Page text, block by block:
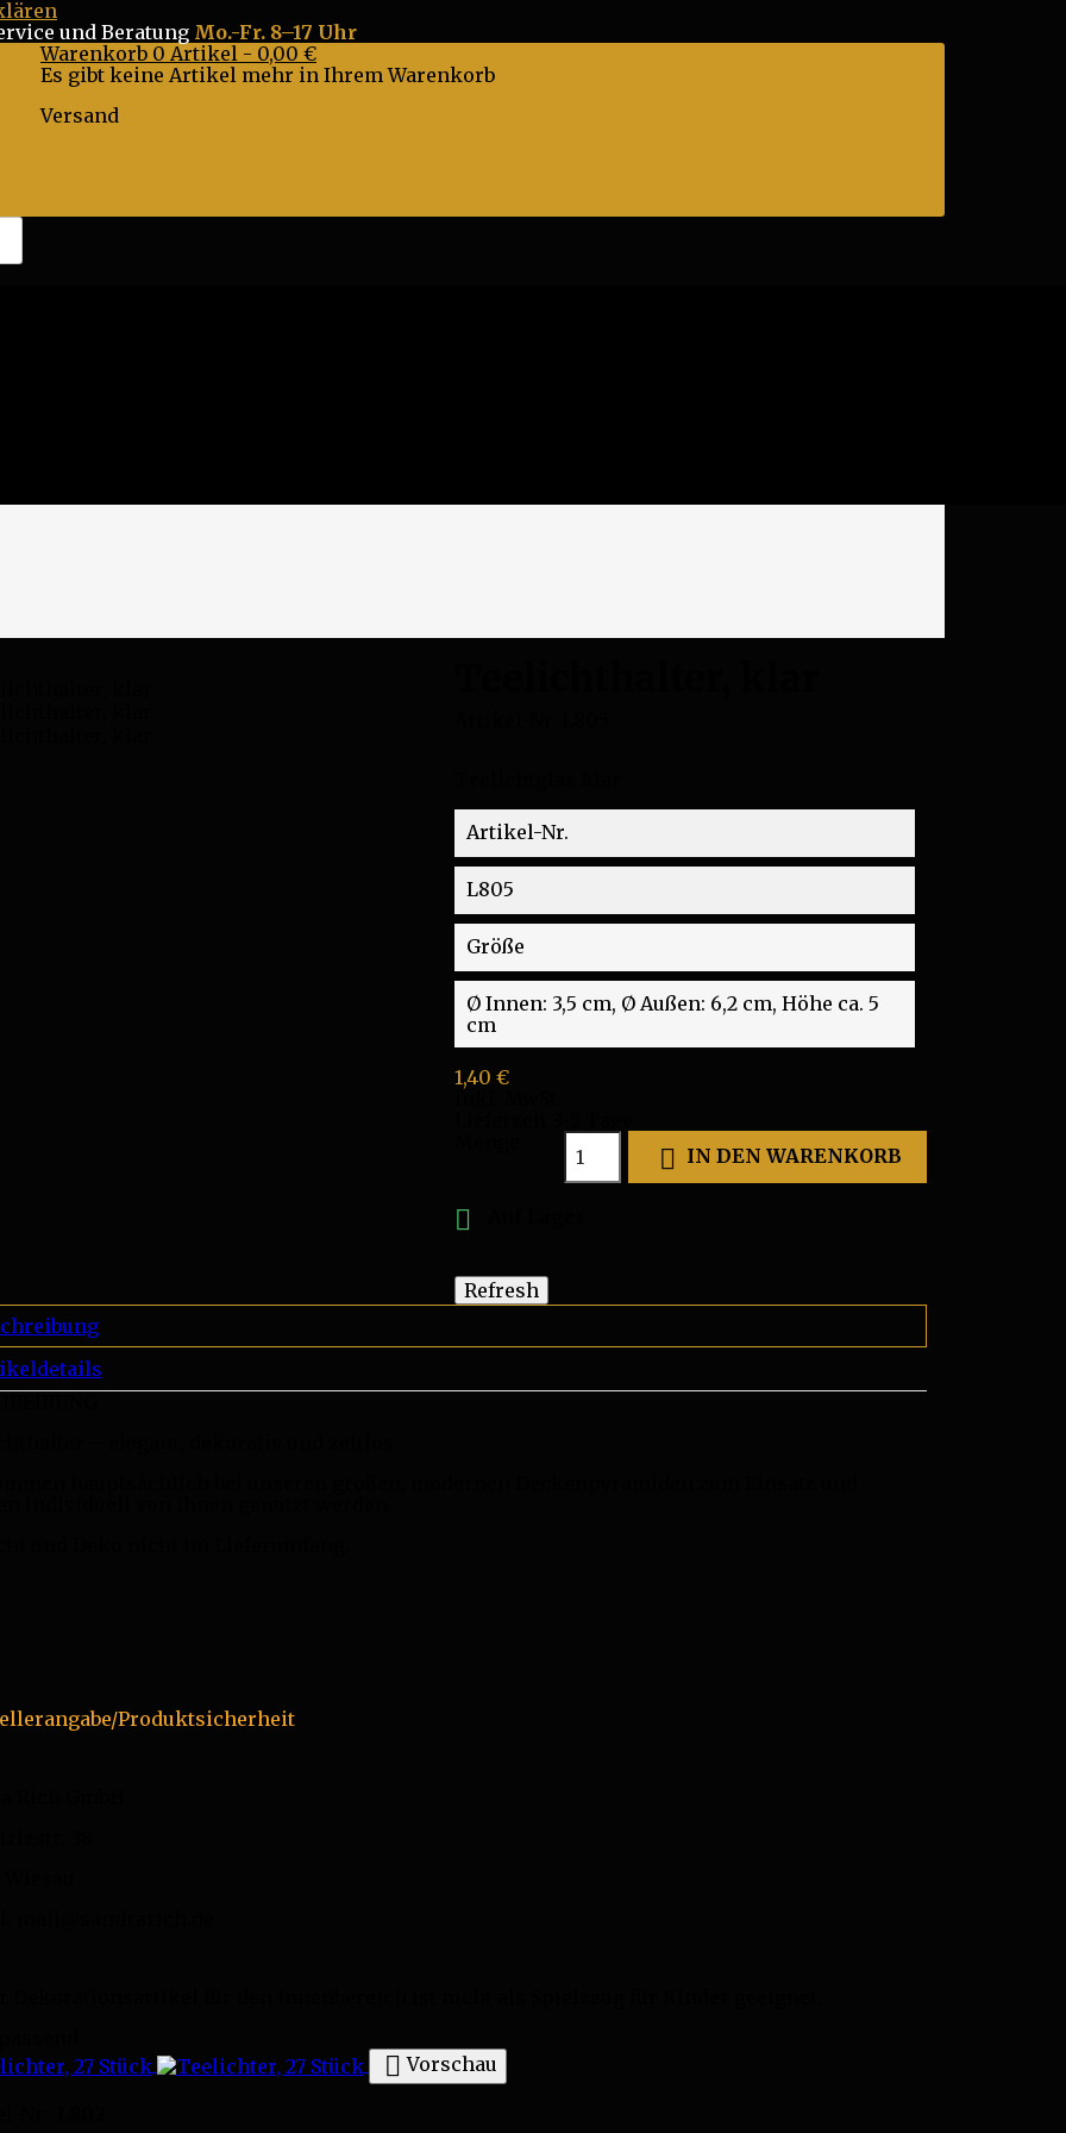
und Beratung Mo.-Fr. 8–17 Uhr
Warenkorb 0 Artikel - 0,00 €
Es gibt keine Artikel mehr in Ihrem Warenkorb
Versand
Artikel-Nr.
L805
Größe
Ø Innen: 3,5 cm, Ø Außen: 6,2 cm, Höhe ca. 5
cm
1,40 €
 IN DEN WARENKORB

Produktsicherheit
 Vorschau